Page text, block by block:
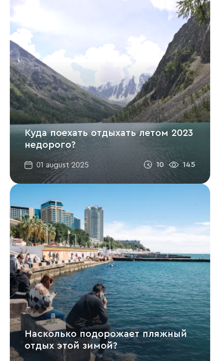
Куда поехать отдыхать летом 2023
недорого?
01 august 2025 10 145
Насколько подорожает пляжный
отдых этой зимой?